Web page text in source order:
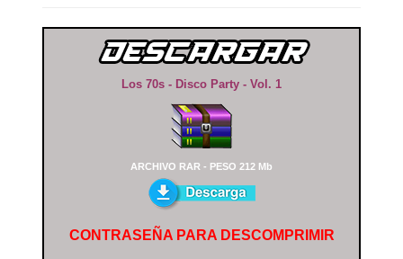
Los 70s - Disco Party - Vol. 1
ARCHIVO RAR - PESO 212 Mb
CONTRASEÑA PARA DESCOMPRIMIR